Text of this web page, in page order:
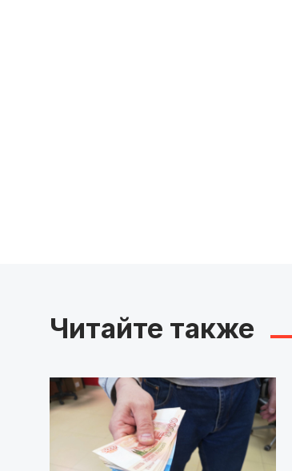
Читайте также